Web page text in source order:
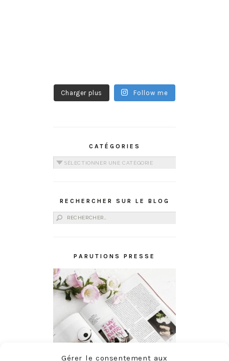
Gérer le consentement aux
Charger plus Follow me
CATÉGORIES
Catégories
RECHERCHER SUR LE BLOG
Rechercher :
PARUTIONS PRESSE